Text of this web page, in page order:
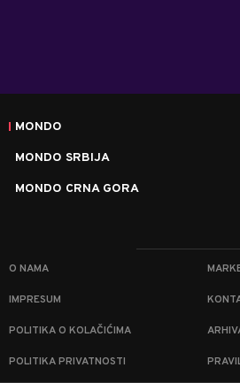
MONDO
MONDO SRBIJA
MONDO CRNA GORA
O NAMA
IMPRESUM
POLITIKA O KOLAČIĆIMA
POLITIKA PRIVATNOSTI